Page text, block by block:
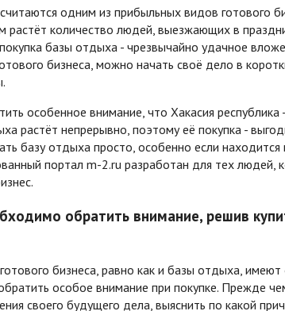
одним из прибыльных видов готового
растёт количество людей, выезжающих в
базы отдыха - чрезвычайно удачное
бизнеса, можно начать своё дело в
особенное внимание, что Хакасия
растёт непрерывно, поэтому её покупка -
базу отдыха просто, особенно если
портал m-2.ru разработан для тех людей,
обратить внимание, решив
бизнеса, равно как и базы отдыха,
особое внимание при покупке. Прежде
своего будущего дела, выяснить по какой